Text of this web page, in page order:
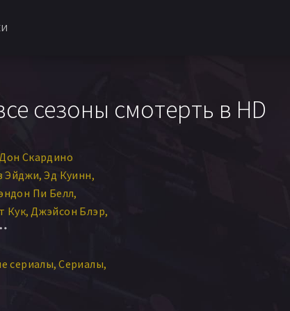
сезоны смотерть в HD
Скардино
Эйджи Эд Куинн
Пи Белл
Кук Джэйсон Блэр
Фред Сэвэдж
сериалы Сериалы